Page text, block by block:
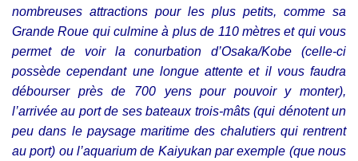
nombreuses attractions pour les plus petits, comme sa
Grande Roue qui culmine à plus de 110 mètres et qui vous
permet de voir la conurbation d’Osaka/Kobe (celle-ci
possède cependant une longue attente et il vous faudra
débourser près de 700 yens pour pouvoir y monter),
l’arrivée au port de ses bateaux trois-mâts (qui dénotent un
peu dans le paysage maritime des chalutiers qui rentrent
au port) ou l’aquarium de Kaiyukan par exemple (que nous